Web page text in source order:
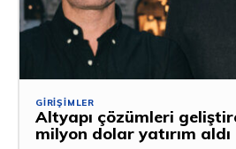
GIRIŞIMLER
Altyapı çözümleri
milyon dolar yatırım aldı